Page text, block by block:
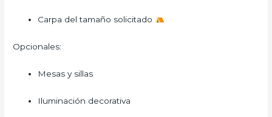
Carpa del tamaño solicitado
Opcionales:
Mesas y sillas
Iluminación decorativa